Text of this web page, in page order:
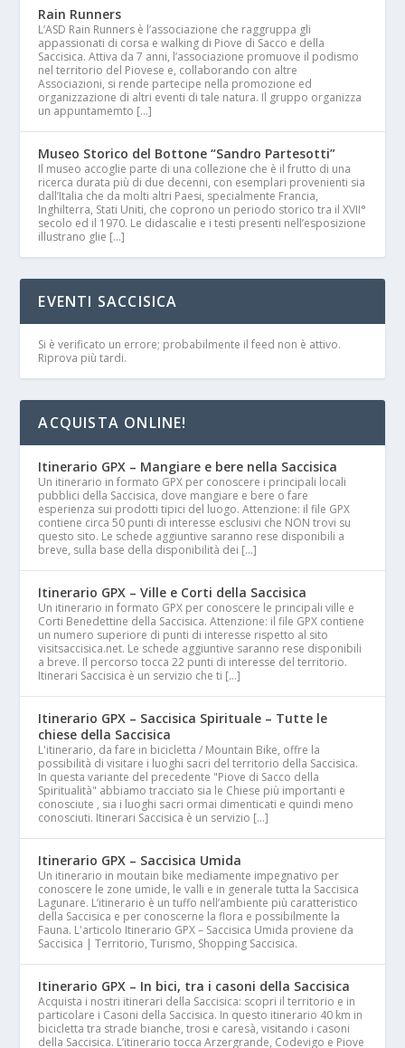
Rain Runners
L’ASD Rain Runners è l’associazione che raggruppa gli
appassionati di corsa e walking di Piove di Sacco e della
Saccisica. Attiva da 7 anni, l’associazione promuove il podismo
nel territorio del Piovese e, collaborando con altre
Associazioni, si rende partecipe nella promozione ed
organizzazione di altri eventi di tale natura. Il gruppo organizza
un appuntamemto […]
Museo Storico del Bottone “Sandro Partesotti”
Il museo accoglie parte di una collezione che è il frutto di una
ricerca durata più di due decenni, con esemplari provenienti sia
dall’Italia che da molti altri Paesi, specialmente Francia,
Inghilterra, Stati Uniti, che coprono un periodo storico tra il XVII°
secolo ed il 1970. Le didascalie e i testi presenti nell’esposizione
illustrano glie […]
EVENTI SACCISICA
Si è verificato un errore; probabilmente il feed non è attivo.
Riprova più tardi.
ACQUISTA ONLINE!
Itinerario GPX – Mangiare e bere nella Saccisica
Un itinerario in formato GPX per conoscere i principali locali
pubblici della Saccisica, dove mangiare e bere o fare
esperienza sui prodotti tipici del luogo. Attenzione: il file GPX
contiene circa 50 punti di interesse esclusivi che NON trovi su
questo sito. Le schede aggiuntive saranno rese disponibili a
breve, sulla base della disponibilità dei […]
Itinerario GPX – Ville e Corti della Saccisica
Un itinerario in formato GPX per conoscere le principali ville e
Corti Benedettine della Saccisica. Attenzione: il file GPX contiene
un numero superiore di punti di interesse rispetto al sito
visitsaccisica.net. Le schede aggiuntive saranno rese disponibili
a breve. Il percorso tocca 22 punti di interesse del territorio.
Itinerari Saccisica è un servizio che ti […]
Itinerario GPX – Saccisica Spirituale – Tutte le
chiese della Saccisica
L'itinerario, da fare in bicicletta / Mountain Bike, offre la
possibilità di visitare i luoghi sacri del territorio della Saccisica.
In questa variante del precedente "Piove di Sacco della
Spiritualità" abbiamo tracciato sia le Chiese più importanti e
conosciute , sia i luoghi sacri ormai dimenticati e quindi meno
conosciuti. Itinerari Saccisica è un servizio […]
Itinerario GPX – Saccisica Umida
Un itinerario in moutain bike mediamente impegnativo per
conoscere le zone umide, le valli e in generale tutta la Saccisica
Lagunare. L’itinerario è un tuffo nell’ambiente più caratteristico
della Saccisica e per conoscerne la flora e possibilmente la
Fauna. L'articolo Itinerario GPX – Saccisica Umida proviene da
Saccisica | Territorio, Turismo, Shopping Saccisica.
Itinerario GPX – In bici, tra i casoni della Saccisica
Acquista i nostri itinerari della Saccisica: scopri il territorio e in
particolare i Casoni della Saccisica. In questo itinerario 40 km in
bicicletta tra strade bianche, trosi e caresà, visitando i casoni
della Saccisica. L’itinerario tocca Arzergrande, Codevigo e Piove